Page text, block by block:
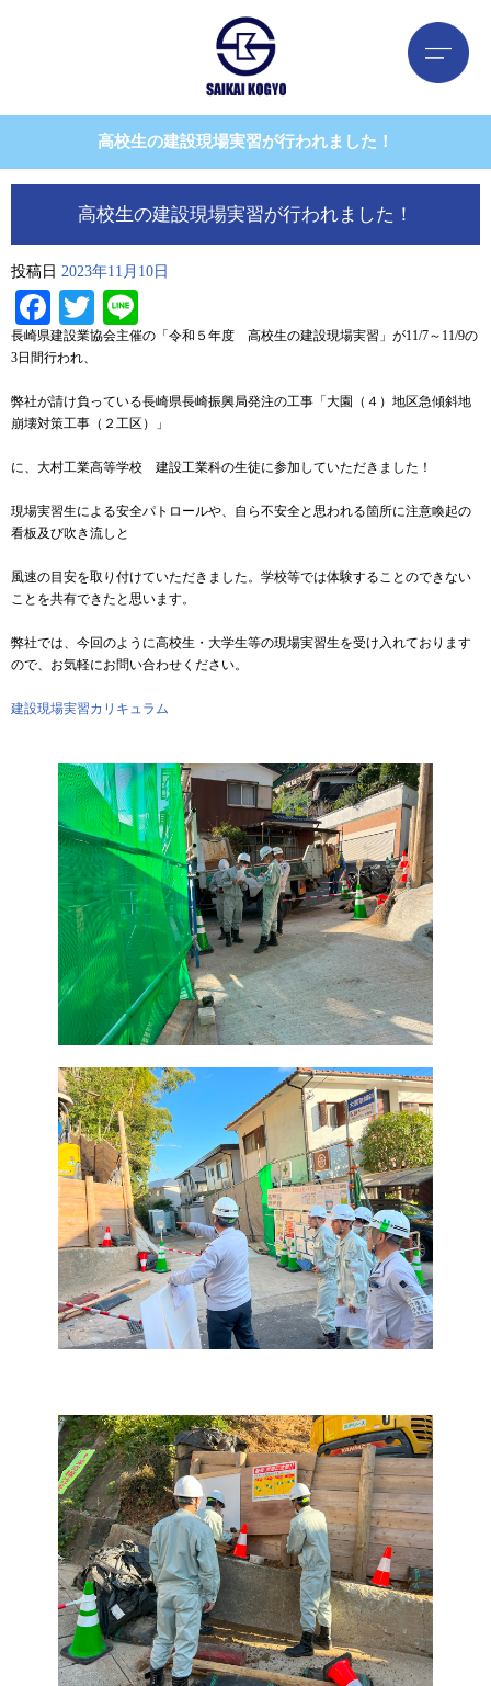
高校生の建設現場実習が行われました！
高校生の建設現場実習が行われました！
投稿日 2023年11月10日
Facebook
Twitter
長崎県建設業協会主催の「令和５年度 高校生の建設現場実習」が11/7～11/9の
3日間行われ、
弊社が請け負っている長崎県長崎振興局発注の工事「大園（４）地区急傾斜地
崩壊対策工事（２工区）」
に、大村工業高等学校 建設工業科の生徒に参加していただきました！
現場実習生による安全パトロールや、自ら不安全と思われる箇所に注意喚起の
看板及び吹き流しと
風速の目安を取り付けていただきました。学校等では体験することのできない
ことを共有できたと思います。
弊社では、今回のように高校生・大学生等の現場実習生を受け入れております
ので、お気軽にお問い合わせください。
建設現場実習カリキュラム